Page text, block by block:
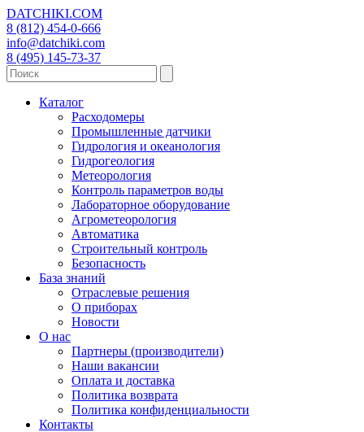
DATCHIKI.COM
8 (812) 454-0-666
info@datchiki.com
8 (495) 145-73-37
Каталог
Расходомеры
Промышленные датчики
Гидрология и океанология
Гидрогеология
Метеорология
Контроль параметров воды
Лабораторное оборудование
Агрометеорология
Автоматика
Строительный контроль
Безопасность
База знаний
Отраслевые решения
О приборах
Новости
О нас
Партнеры (производители)
Наши вакансии
Оплата и доставка
Политика возврата
Политика конфиденциальности
Контакты